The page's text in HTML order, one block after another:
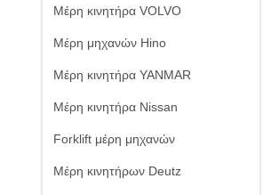
Μέρη κινητήρα VOLVO
Μέρη μηχανών Hino
Μέρη κινητήρα YANMAR
Μέρη κινητήρα Nissan
Forklift μέρη μηχανών
Μέρη κινητήρων Deutz